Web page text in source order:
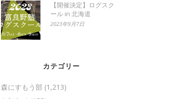
【開催決定】ログスク
ール in 北海道
2023年9月7日
カテゴリー
森にすもう部 (1,213)